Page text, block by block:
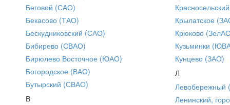
Беговой (САО)
Бекасово (ТАО)
Бескудниковский (САО)
Бибирево (СВАО)
Бирюлево Восточное (ЮАО)
Богородское (ВАО)
Бутырский (СВАО)
В
Крылатское
Крюково
Кузьминки
Кунцево (ЗАО)
Л
Ленинский,